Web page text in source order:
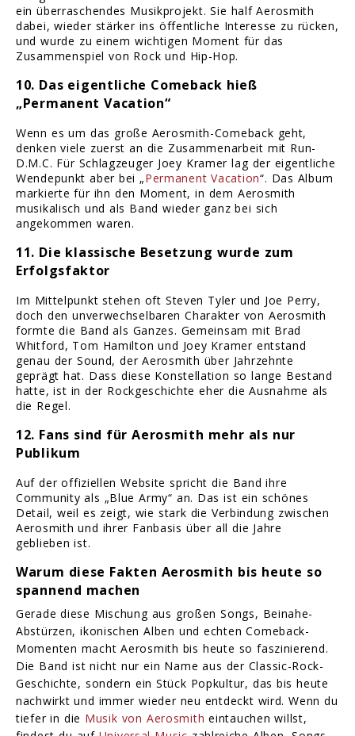
ein überraschendes Musikprojekt. Sie half Aerosmith
dabei, wieder stärker ins öffentliche Interesse zu rücken,
und wurde zu einem wichtigen Moment für das
Zusammenspiel von Rock und Hip-Hop.
10. Das eigentliche Comeback hieß
„Permanent Vacation“
Wenn es um das große Aerosmith-Comeback geht,
denken viele zuerst an die Zusammenarbeit mit Run-
D.M.C. Für Schlagzeuger Joey Kramer lag der eigentliche
Wendepunkt aber bei „Permanent Vacation“. Das Album
markierte für ihn den Moment, in dem Aerosmith
musikalisch und als Band wieder ganz bei sich
angekommen waren.
11. Die klassische Besetzung wurde zum
Erfolgsfaktor
Im Mittelpunkt stehen oft Steven Tyler und Joe Perry,
doch den unverwechselbaren Charakter von Aerosmith
formte die Band als Ganzes. Gemeinsam mit Brad
Whitford, Tom Hamilton und Joey Kramer entstand
genau der Sound, der Aerosmith über Jahrzehnte
geprägt hat. Dass diese Konstellation so lange Bestand
hatte, ist in der Rockgeschichte eher die Ausnahme als
die Regel.
12. Fans sind für Aerosmith mehr als nur
Publikum
Auf der offiziellen Website spricht die Band ihre
Community als „Blue Army“ an. Das ist ein schönes
Detail, weil es zeigt, wie stark die Verbindung zwischen
Aerosmith und ihrer Fanbasis über all die Jahre
geblieben ist.
Warum diese Fakten Aerosmith bis heute so
spannend machen
Gerade diese Mischung aus großen Songs, Beinahe-
Abstürzen, ikonischen Alben und echten Comeback-
Momenten macht Aerosmith bis heute so faszinierend.
Die Band ist nicht nur ein Name aus der Classic-Rock-
Geschichte, sondern ein Stück Popkultur, das bis heute
nachwirkt und immer wieder neu entdeckt wird. Wenn du
tiefer in die Musik von Aerosmith eintauchen willst,